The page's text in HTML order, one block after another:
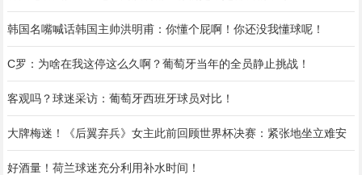
韩国名嘴喊话韩国主帅洪明甫：你懂个屁啊！你还没我懂球呢！
C罗：为啥在我这停这么久啊？葡萄牙当年的全员静止挑战！
客观吗？球迷采访：葡萄牙西班牙球员对比！
大牌梅迷！《后翼弃兵》女主此前回顾世界杯决赛：紧张地坐立难安
好酒量！荷兰球迷充分利用补水时间！